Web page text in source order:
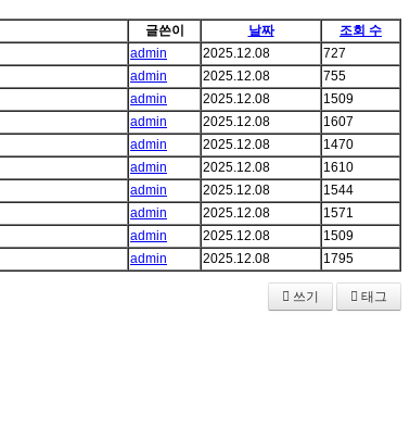
글쓴이 날짜
조회 수
admin 2025.12.08
727
admin 2025.12.08
755
admin 2025.12.08
1509
admin 2025.12.08
1607
admin 2025.12.08
1470
admin 2025.12.08
1610
admin 2025.12.08
1544
admin 2025.12.08
1571
admin 2025.12.08
1509
admin 2025.12.08 1795
쓰기 태그